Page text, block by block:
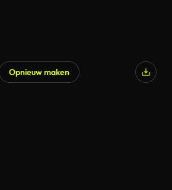
Opnieuw maken